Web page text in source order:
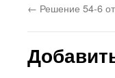
← Решение 54-6